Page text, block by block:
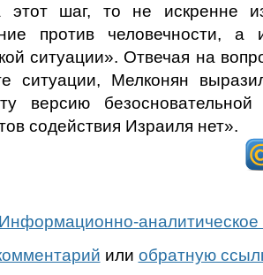
этот шаг, то не искренне
против человечности, а
ситуации». Отвечая на
ситуации, Мелконян
версию
содействия Израиля нет».
Информационно-аналитическое
или обратную